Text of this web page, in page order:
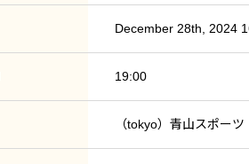
December 28th, 2024
19:00
（tokyo）青山スポー